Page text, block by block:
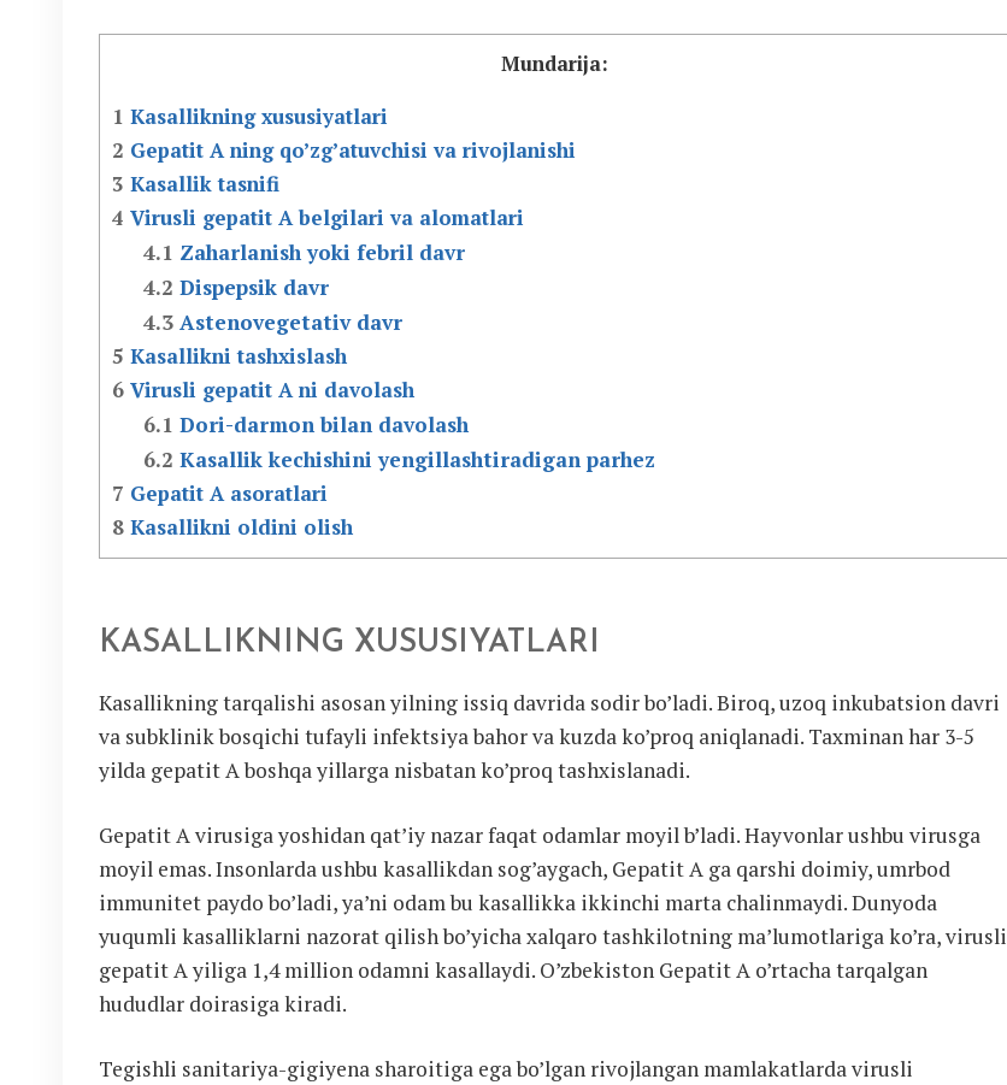
Mundarija:
1 Kasallikning xususiyatlari
2 Gepatit A ning qo’zg’atuvchisi va rivojlanishi
3 Kasallik tasnifi
4 Virusli gepatit A belgilari va alomatlari
4.1 Zaharlanish yoki febril davr
4.2 Dispepsik davr
4.3Astenovegetativ davr
5 Kasallikni tashxislash
6 Virusli gepatit A ni davolash
6.1 Dori-darmon bilan davolash
6.2 Kasallik kechishini yengillashtiradigan parhez
7 Gepatit A asoratlari
8 Kasallikni oldini olish
KASALLIKNING XUSUSIYATLARI
Kasallikning tarqalishi asosan yilning issiq davrida sodir bo’ladi. Biroq, uzoq inkubatsion davri
va subklinik bosqichi tufayli infektsiya bahor va kuzda ko’proq aniqlanadi. Taxminan har 3-5
yilda gepatit A boshqa yillarga nisbatan ko’proq tashxislanadi.
Gepatit A virusiga yoshidan qat’iy nazar faqat odamlar moyil b’ladi. Hayvonlar ushbu virusga
moyil emas. Insonlarda ushbu kasallikdan sog’aygach, Gepatit A ga qarshi doimiy, umrbod
immunitet paydo bo’ladi, ya’ni odam bu kasallikka ikkinchi marta chalinmaydi. Dunyoda
yuqumli kasalliklarni nazorat qilish bo’yicha xalqaro tashkilotning ma’lumotlariga ko’ra, virusli
gepatit A yiliga 1,4 million odamni kasallaydi. O’zbekiston Gepatit A o’rtacha tarqalgan
hududlar doirasiga kiradi.
Tegishli sanitariya-gigiyena sharoitiga ega bo’lgan rivojlangan mamlakatlarda virusli